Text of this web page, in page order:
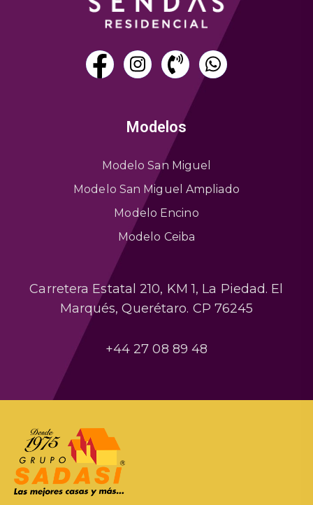
Modelos
Modelo San Miguel
Modelo San Miguel Ampliado
Modelo Encino
Modelo Ceiba
Carretera Estatal 210, KM 1, La Piedad. El
Marqués, Querétaro. CP 76245
+44 27 08 89 48